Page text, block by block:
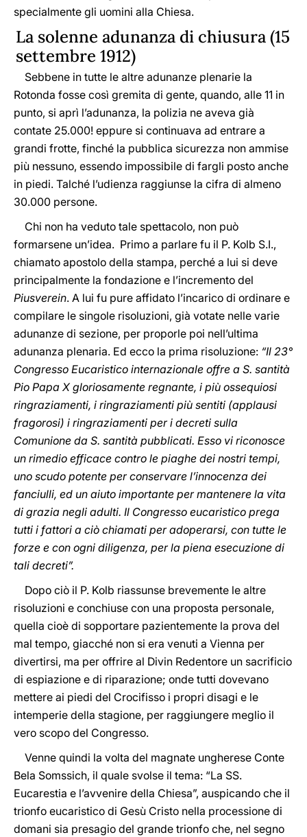
specialmente gli uomini alla Chiesa.
La solenne adunanza di chiusura (15
settembre 1912)
Sebbene in tutte le altre adunanze plenarie la
Rotonda fosse così gremita di gente, quando, alle 11 in
punto, si aprì l’adunanza, la polizia ne aveva già
contate 25.000! eppure si continuava ad entrare a
grandi frotte, finché la pubblica sicurezza non ammise
più nessuno, essendo impossibile di fargli posto anche
in piedi. Talché l’udienza raggiunse la cifra di almeno
30.000 persone.
Chi non ha veduto tale spettacolo, non può
formarsene un’idea. Primo a parlare fu il P. Kolb S.I.,
chiamato apostolo della stampa, perché a lui si deve
principalmente la fondazione e l’incremento del
Piusverein. A lui fu pure affidato l’incarico di ordinare e
compilare le singole risoluzioni, già votate nelle varie
adunanze di sezione, per proporle poi nell’ultima
adunanza plenaria. Ed ecco la prima risoluzione: “Il 23°
Congresso Eucaristico internazionale offre a S. santità
Pio Papa X gloriosamente regnante, i più ossequiosi
ringraziamenti, i ringraziamenti più sentiti (applausi
fragorosi) i ringraziamenti per i decreti sulla
Comunione da S. santità pubblicati. Esso vi riconosce
un rimedio efficace contro le piaghe dei nostri tempi,
uno scudo potente per conservare l’innocenza dei
fanciulli, ed un aiuto importante per mantenere la vita
di grazia negli adulti. Il Congresso eucaristico prega
tutti i fattori a ciò chiamati per adoperarsi, con tutte le
forze e con ogni diligenza, per la piena esecuzione di
tali decreti”.
Dopo ciò il P. Kolb riassunse brevemente le altre
risoluzioni e conchiuse con una proposta personale,
quella cioè di sopportare pazientemente la prova del
mal tempo, giacché non si era venuti a Vienna per
divertirsi, ma per offrire al Divin Redentore un sacrificio
di espiazione e di riparazione; onde tutti dovevano
mettere ai piedi del Crocifisso i propri disagi e le
intemperie della stagione, per raggiungere meglio il
vero scopo del Congresso.
Venne quindi la volta del magnate ungherese Conte
Bela Somssich, il quale svolse il tema: “La SS.
Eucarestia e l’avvenire della Chiesa”, auspicando che il
trionfo eucaristico di Gesù Cristo nella processione di
domani sia presagio del grande trionfo che, nel segno